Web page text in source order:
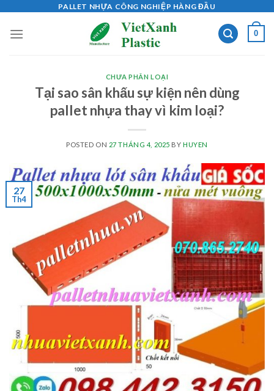
content
PALLET NHỰA CÔNG NGHIỆP HÀNG ĐẦU
0
CHƯA PHÂN LOẠI
Tại sao sân khấu sự kiện nên dùng
pallet nhựa thay vì kim loại?
POSTED ON 27 THÁNG 4, 2025 BY HUYEN
27
Th4